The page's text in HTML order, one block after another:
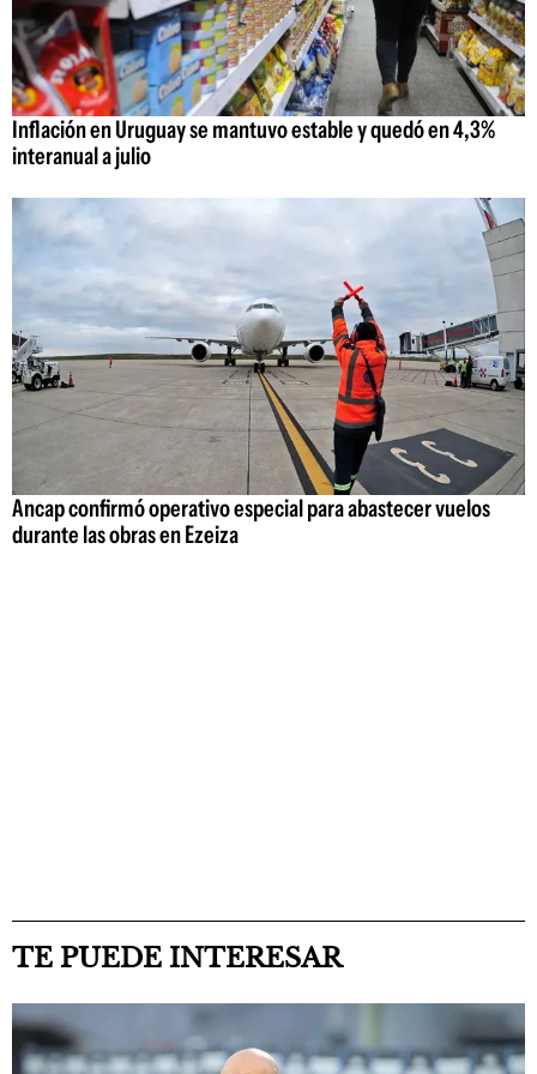
Inflación en Uruguay se mantuvo estable y quedó en 4,3%
interanual a julio
Ancap confirmó operativo especial para abastecer vuelos
durante las obras en Ezeiza
TE PUEDE INTERESAR